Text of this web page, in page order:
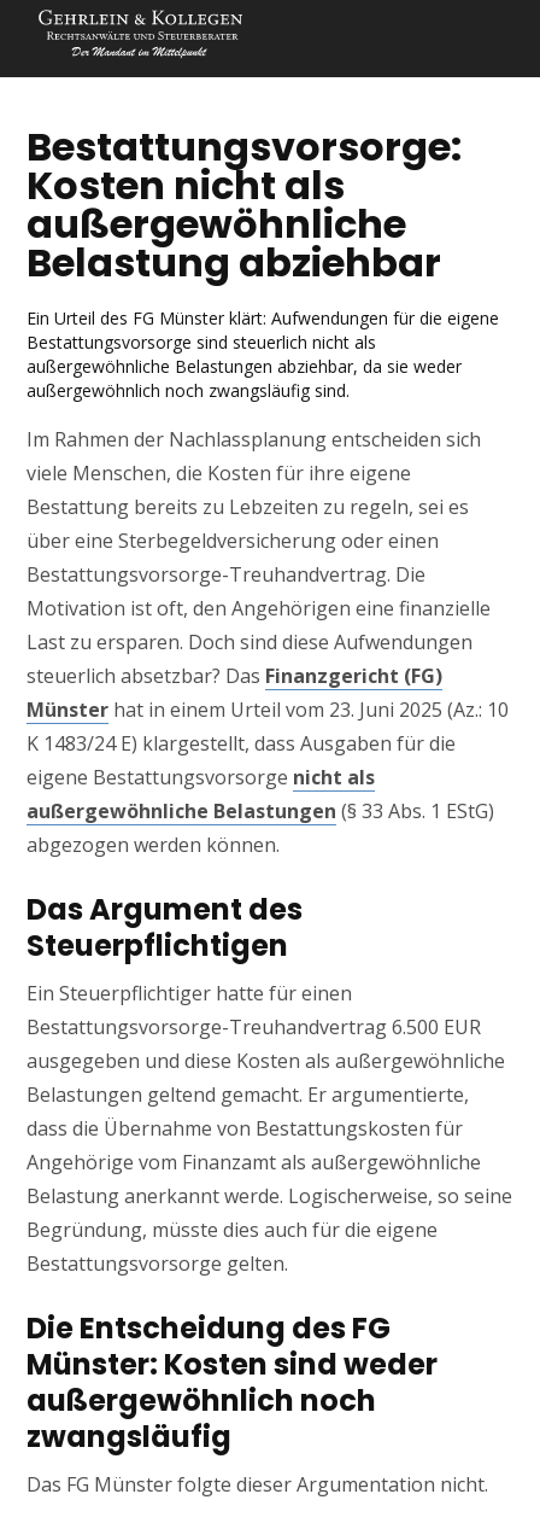
Bestattungsvorsorge:
Kosten nicht als
außergewöhnliche
Belastung abziehbar
Ein Urteil des FG Münster klärt: Aufwendungen für die eigene
Bestattungsvorsorge sind steuerlich nicht als
außergewöhnliche Belastungen abziehbar, da sie weder
außergewöhnlich noch zwangsläufig sind.
Im Rahmen der Nachlassplanung entscheiden sich
viele Menschen, die Kosten für ihre eigene
Bestattung bereits zu Lebzeiten zu regeln, sei es
über eine Sterbegeldversicherung oder einen
Bestattungsvorsorge-Treuhandvertrag. Die
Motivation ist oft, den Angehörigen eine finanzielle
Last zu ersparen. Doch sind diese Aufwendungen
steuerlich absetzbar? Das Finanzgericht (FG)
Münster hat in einem Urteil vom 23. Juni 2025 (Az.: 10
K 1483/24 E) klargestellt, dass Ausgaben für die
eigene Bestattungsvorsorge nicht als
außergewöhnliche Belastungen (§ 33 Abs. 1 EStG)
abgezogen werden können.
Das Argument des
Steuerpflichtigen
Ein Steuerpflichtiger hatte für einen
Bestattungsvorsorge-Treuhandvertrag 6.500 EUR
ausgegeben und diese Kosten als außergewöhnliche
Belastungen geltend gemacht. Er argumentierte,
dass die Übernahme von Bestattungskosten für
Angehörige vom Finanzamt als außergewöhnliche
Belastung anerkannt werde. Logischerweise, so seine
Begründung, müsste dies auch für die eigene
Bestattungsvorsorge gelten.
Die Entscheidung des FG
Münster: Kosten sind weder
außergewöhnlich noch
zwangsläufig
Das FG Münster folgte dieser Argumentation nicht.